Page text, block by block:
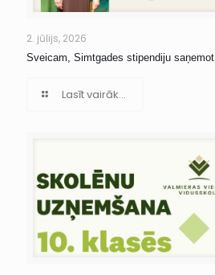
2. jūlijs, 2026
Sveicam, Simtgades stipendiju saņemot
Lasīt vairāk...